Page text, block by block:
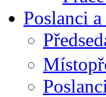
Poslanci